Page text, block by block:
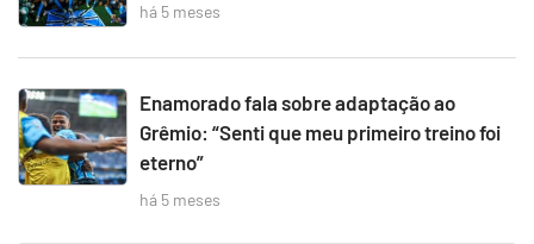
há 5 meses
Enamorado fala sobre adaptação ao
Grêmio: “Senti que meu primeiro treino foi
eterno”
há 5 meses